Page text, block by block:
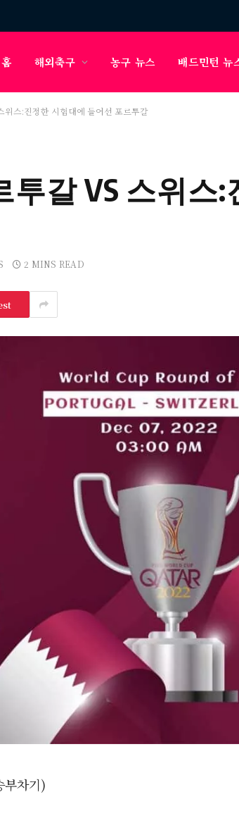
홈 해외축구 농구 뉴스 배드민턴 뉴
스:진정한 시험대에 들어선 포르투갈
갈 VS 스위스:
2 MINS READ
부차기)